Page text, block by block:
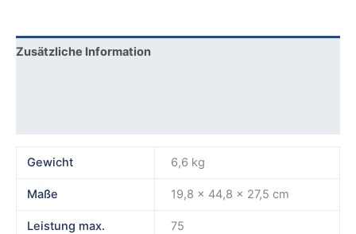
Zusätzliche Information
Gewicht 6,6 kg
Maße 19,8 × 44,8 × 27,5 cm
Leistung max. 75